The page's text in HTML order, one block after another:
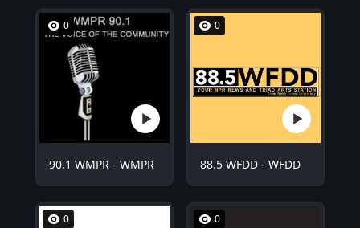
0
90.1 WMPR - WMPR
0
88.5 WFDD - WFDD
0 0